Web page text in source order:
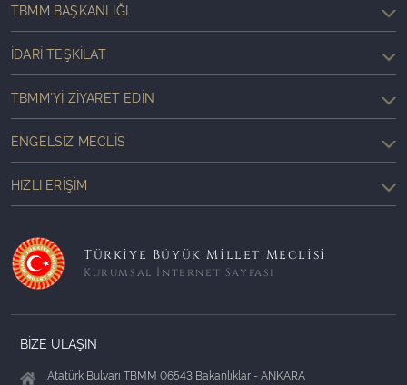
TBMM BAŞKANLIĞI
İDARI TEŞKILAT
TBMM'YI ZIYARET EDIN
ENGELSIZ MECLIS
HIZLI ERIŞIM
Türkiye Büyük Millet Meclisi
Kurumsal İnternet Sayfası
BİZE ULAŞIN
Atatürk Bulvarı TBMM 06543 Bakanlıklar - ANKARA